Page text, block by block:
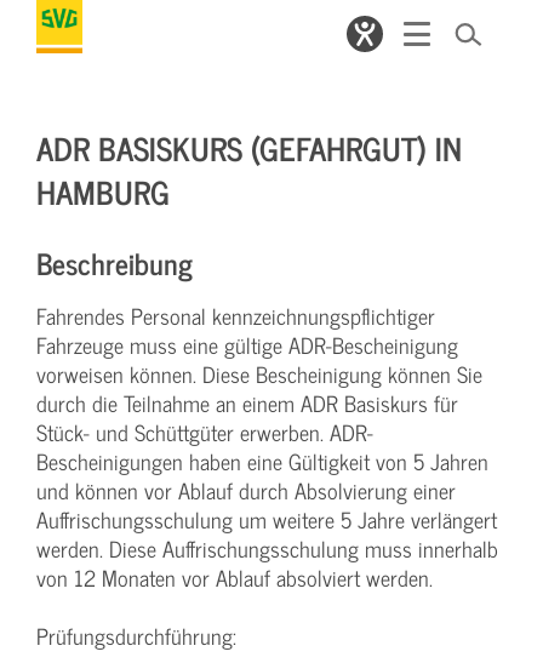
ADR BASISKURS (GEFAHRGUT) IN
HAMBURG
Beschreibung
Fahrendes Personal kennzeichnungspflichtiger
Fahrzeuge muss eine gültige ADR-Bescheinigung
vorweisen können. Diese Bescheinigung können Sie
durch die Teilnahme an einem ADR Basiskurs für
Stück- und Schüttgüter erwerben. ADR-
Bescheinigungen haben eine Gültigkeit von 5 Jahren
und können vor Ablauf durch Absolvierung einer
Auffrischungsschulung um weitere 5 Jahre verlängert
werden. Diese Auffrischungsschulung muss innerhalb
von 12 Monaten vor Ablauf absolviert werden.
Prüfungsdurchführung: